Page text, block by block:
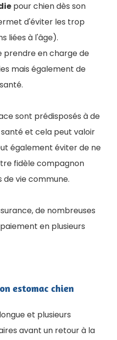
pour chien dès son
d'éviter les trop
liées à l'âge).
prendre en charge de
mais également de
sont prédisposés à de
et cela peut valoir
également éviter de ne
fidèle compagnon
de vie commune.
de nombreuses
en plusieurs
estomac chien
et plusieurs
avant un retour à la